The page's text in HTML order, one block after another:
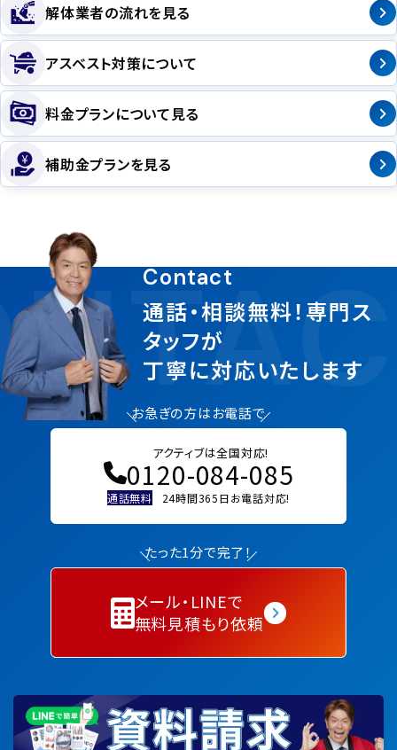
解体業者の流れを見る
アスベスト対策について
料金プランについて見る
補助金プランを見る
Contact
通話・相談無料！専門ス
タッフが
丁寧に対応いたします
お急ぎの方はお電話で
アクティブは全国対応!
0120-084-085
通話無料 24時間365日お電話対応!
たった1分で完了！
メール・LINEで
無料見積もり依頼